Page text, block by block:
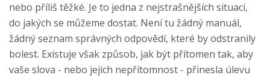
nebo příliš těžké. Je to jedna z nejstrašnějších situací,
do jakých se můžeme dostat. Není tu žádný manuál,
žádný seznam správných odpovědí, které by odstranily
bolest. Existuje však způsob, jak být přítomen tak, aby
vaše slova - nebo jejich nepřítomnost - přinesla úlevu